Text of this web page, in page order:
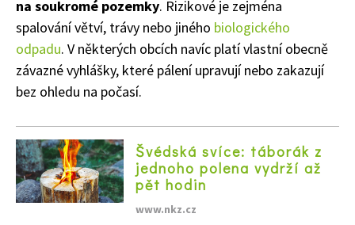
na soukromé pozemky. Rizikové je zejména
spalování větví, trávy nebo jiného biologického
odpadu. V některých obcích navíc platí vlastní obecně
závazné vyhlášky, které pálení upravují nebo zakazují
bez ohledu na počasí.
Švédská svíce: táborák z
jednoho polena vydrží až
pět hodin
www.nkz.cz